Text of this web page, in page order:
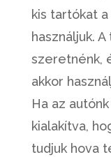
kis tartókat
használjuk.
szeretnénk,
akkor
Ha az
kialakítva,
tudjuk hova